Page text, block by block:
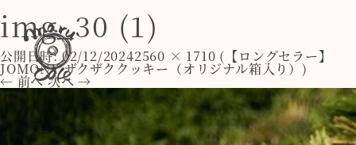
img_30 (1)
公開日時: 02/12/20242560 × 1710 ( 【ロングセラー】
JOMONY ザクザククッキー（オリジナル箱入り）)
← 前へ 次へ →